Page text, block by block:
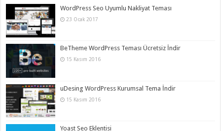
WordPress Seo Uyumlu Nakliyat Teması
23 Ocak 2017
BeTheme WordPress Teması Ücretsiz İndir
15 Kasım 2016
uDesing WordPress Kurumsal Tema İndir
15 Kasım 2016
Yoast Seo Eklentisi